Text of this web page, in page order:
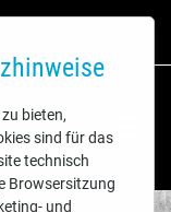
bieten,
sind für das
technisch
Browsersitzung
und